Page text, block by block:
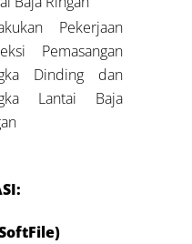
Pekerjaan
Pemasangan
Dinding dan
Lantai Baja